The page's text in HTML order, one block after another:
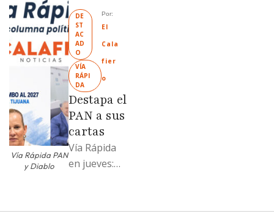
Mexicali;
Llamadme
Ruffo
“Mandela”;
Evangelina
Moreno no
soportó; Los
…
Vía Rápida PAN
y Diablo
DE
ST
AC
AD
O
VÍA
RÁPI
DA
Por:
El
Cala
fier
o
Destapa el
PAN a sus
cartas
Vía Rápida
en jueves:
cartas; El